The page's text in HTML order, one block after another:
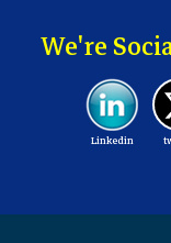
We're
Linkedin